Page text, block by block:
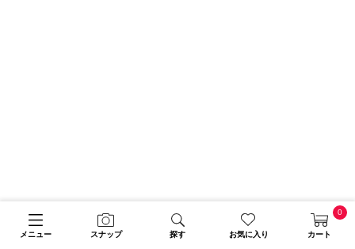
メニュー スナップ 探す お気に入り カート
0